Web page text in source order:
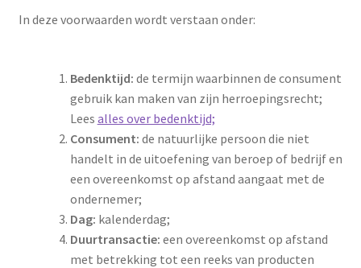
In deze voorwaarden wordt verstaan onder:
Bedenktijd: de termijn waarbinnen de consument
gebruik kan maken van zijn herroepingsrecht;
Lees alles over bedenktijd;
Consument: de natuurlijke persoon die niet
handelt in de uitoefening van beroep of bedrijf en
een overeenkomst op afstand aangaat met de
ondernemer;
Dag: kalenderdag;
Duurtransactie: een overeenkomst op afstand
met betrekking tot een reeks van producten